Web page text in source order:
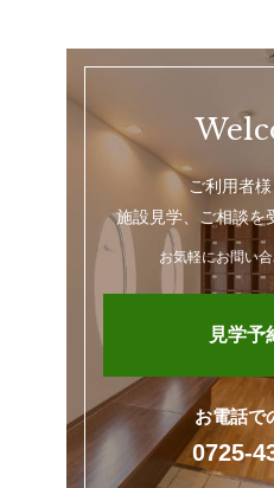
ご利用者様
施設見学、ご相談を
お気軽にお問い
見学予
お電話で
0725-